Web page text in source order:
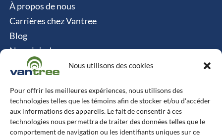
Nous utilisons des cookies
Pour offrir les meilleures expériences, nous utilisons des
technologies telles que les témoins afin de stocker et/ou d'accéder
aux informations des appareils. Le fait de consentir à ces
technologies nous permettra de traiter des données telles que le
comportement de navigation ou les identifiants uniques sur ce
À propos de nous
Carrières chez Vantree
Blog
Nous joindre
Politique relative aux cookies
Contact
Vantree Systems
514-747-0350